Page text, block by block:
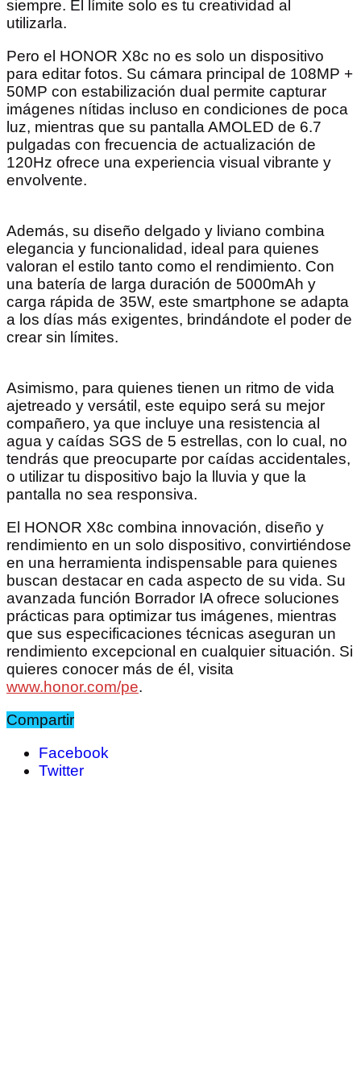
siempre. El límite solo es tu creatividad al
utilizarla.
Pero el HONOR X8c no es solo un dispositivo
para editar fotos. Su cámara principal de 108MP +
50MP con estabilización dual permite capturar
imágenes nítidas incluso en condiciones de poca
luz, mientras que su pantalla AMOLED de 6.7
pulgadas con frecuencia de actualización de
120Hz ofrece una experiencia visual vibrante y
envolvente.
Además, su diseño delgado y liviano combina
elegancia y funcionalidad, ideal para quienes
valoran el estilo tanto como el rendimiento. Con
una batería de larga duración de 5000mAh y
carga rápida de 35W, este smartphone se adapta
a los días más exigentes, brindándote el poder de
crear sin límites.
Asimismo, para quienes tienen un ritmo de vida
ajetreado y versátil, este equipo será su mejor
compañero, ya que incluye una resistencia al
agua y caídas SGS de 5 estrellas, con lo cual, no
tendrás que preocuparte por caídas accidentales,
o utilizar tu dispositivo bajo la lluvia y que la
pantalla no sea responsiva.
El HONOR X8c combina innovación, diseño y
rendimiento en un solo dispositivo, convirtiéndose
en una herramienta indispensable para quienes
buscan destacar en cada aspecto de su vida. Su
avanzada función Borrador IA ofrece soluciones
prácticas para optimizar tus imágenes, mientras
que sus especificaciones técnicas aseguran un
rendimiento excepcional en cualquier situación. Si
quieres conocer más de él, visita
www.honor.com/pe.
Compartir
Facebook
Twitter